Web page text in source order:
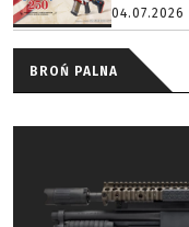
04.07.2026
BROŃ PALNA